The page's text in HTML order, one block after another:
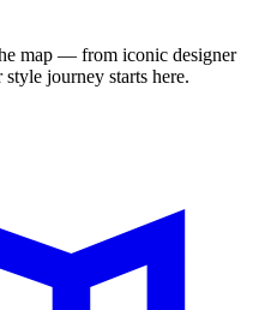
map — from iconic designer
journey starts here.